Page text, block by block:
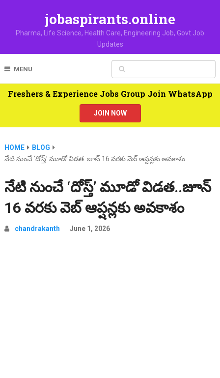
jobaspirants.online
Pharma, Life Science, Health Care, Engineering Job, Govt Job
Updates
MENU
Freshers & Experience Jobs Group Join WhatsApp
JOIN NOW
HOME
BLOG
నేటి నుంచే ‘దోస్త్’ మూడో విడత..జూన్ 16 వరకు వెబ్ ఆప్షన్లకు అవకాశం
నేటి నుంచే ‘దోస్త్’ మూడో విడత..జూన్
16 వరకు వెబ్ ఆప్షన్లకు అవకాశం
chandrakanth June 1, 2026